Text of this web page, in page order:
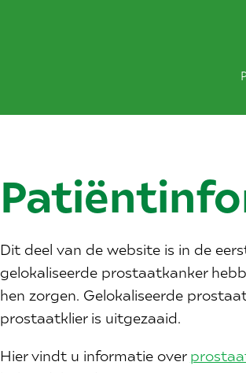
Dit deel van de website is in de
gelokaliseerde prostaatkanker
hen zorgen. Gelokaliseerde
prostaatklier is uitgezaaid.
Hier vindt u informatie over